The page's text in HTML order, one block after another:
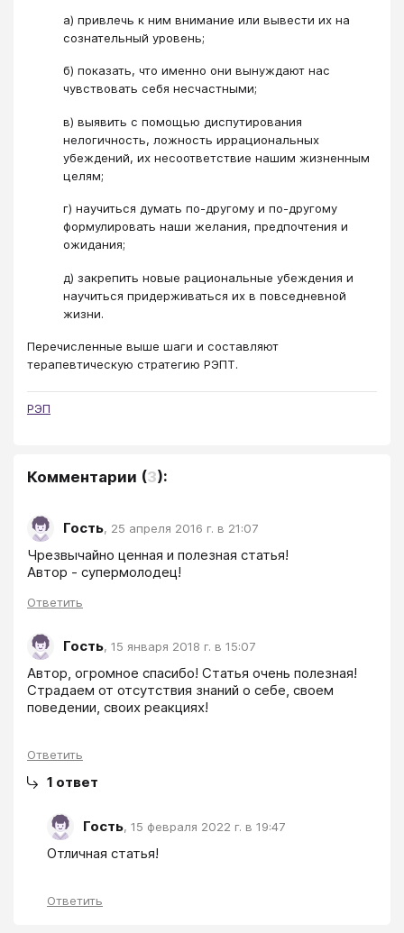
а) привлечь к ним внимание или вывести их на
сознательный уровень;
б) показать, что именно они вынуждают нас
чувствовать себя несчастными;
в) выявить с помощью диспутирования
нелогичность, ложность иррациональных
убеждений, их несоответствие нашим жизненным
целям;
г) научиться думать по-другому и по-другому
формулировать наши желания, предпочтения и
ожидания;
д) закрепить новые рациональные убеждения и
научиться придерживаться их в повседневной
жизни.
Перечисленные выше шаги и составляют
терапевтическую стратегию РЭПТ.
РЭП
Комментарии (3):
Гость, 25 апреля 2016 г. в 21:07
Чрезвычайно ценная и полезная статья!
Автор - супермолодец!
Ответить
Гость, 15 января 2018 г. в 15:07
Автор, огромное спасибо! Статья очень полезная!
Страдаем от отсутствия знаний о себе, своем
поведении, своих реакциях!
Ответить
1 ответ
Гость, 15 февраля 2022 г. в 19:47
Отличная статья!
Ответить